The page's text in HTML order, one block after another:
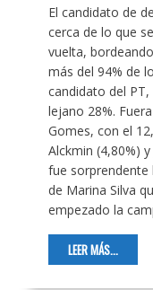
El candidato de
cerca de lo que
vuelta,
más del 94% de
candidato del
lejano 28%.
Gomes, con el
Alckmin (4,80%)
fue sorprendente
de Marina Silva
empezado la
LEER MÁS...